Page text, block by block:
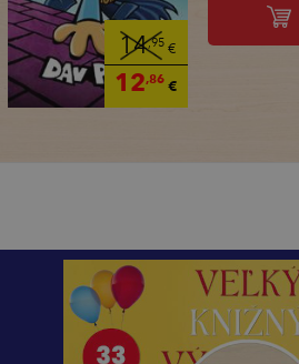
14,95€
12,86€